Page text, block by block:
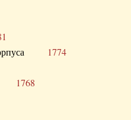
корпуса 1774
1768